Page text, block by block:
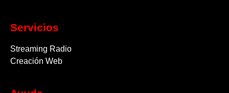
Servicios
Streaming Radio
Creación Web